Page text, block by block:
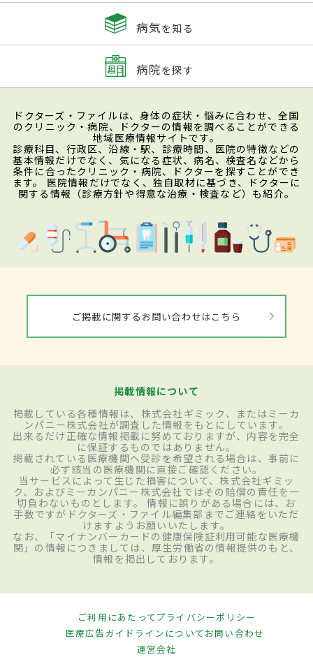
病気を知る
病院を探す
ドクターズ・ファイルは、身体の症状・悩みに合わせ、全国
のクリニック・病院、ドクターの情報を調べることができる
地域医療情報サイトです。
診療科目、行政区、沿線・駅、診療時間、医院の特徴などの
基本情報だけでなく、気になる症状、病名、検査名などから
条件に合ったクリニック・病院、ドクターを探すことができ
ます。 医院情報だけでなく、独自取材に基づき、ドクターに
関する情報（診療方針や得意な治療・検査など）も紹介。
ご掲載に関するお問い合わせはこちら
掲載情報について
掲載している各種情報は、株式会社ギミック、またはミーカ
ンパニー株式会社が調査した情報をもとにしています。
出来るだけ正確な情報掲載に努めておりますが、内容を完全
に保証するものではありません。
掲載されている医療機関へ受診を希望される場合は、事前に
必ず該当の医療機関に直接ご確認ください。
当サービスによって生じた損害について、株式会社ギミッ
ク、およびミーカンパニー株式会社ではその賠償の責任を一
切負わないものとします。 情報に誤りがある場合には、お
手数ですがドクターズ・ファイル編集部までご連絡をいただ
けますようお願いいたします。
なお、「マイナンバーカードの健康保険証利用可能な医療機
関」の情報につきましては、厚生労働省の情報提供のもと、
情報を掲出しております。
ご利用にあたってプライバシーポリシー
医療広告ガイドラインについてお問い合わせ
運営会社